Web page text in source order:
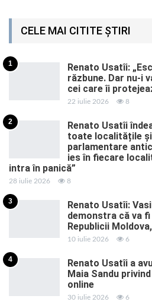
CELE MAI CITITE ȘTIRI
1
Renato Usatîi:
răzbune. Dar nu-i
cei care îi
22 iulie 2026 8
2
Renato Usatîi
toate localitățile
parlamentare
ies în fiecare
intra în panică”
28 iulie 2026 8
3
Renato Usatîi:
demonstra că va
Republicii
10 iulie 2026 6
4
Renato Usatîi a
Maia Sandu
online
30 iulie 2026 6